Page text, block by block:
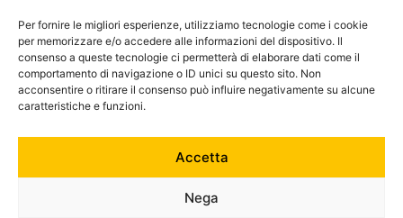
Per fornire le migliori esperienze, utilizziamo tecnologie come i cookie
per memorizzare e/o accedere alle informazioni del dispositivo. Il
consenso a queste tecnologie ci permetterà di elaborare dati come il
comportamento di navigazione o ID unici su questo sito. Non
acconsentire o ritirare il consenso può influire negativamente su alcune
caratteristiche e funzioni.
Accetta
Nega
Catalogo
Tecnologia
News
Contatti
Hai bisogno di aiuto?
+39 0121 600752
info@australian-srl.com